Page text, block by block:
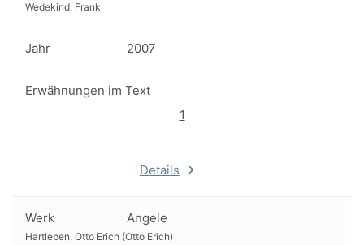
Wedekind, Frank
Jahr 2007
Erwähnungen im Text
1
Details
Werk Angele
Hartleben, Otto Erich (Otto Erich)